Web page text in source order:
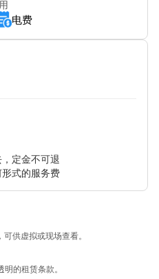
电费
定金不可退
式的服务费
供虚拟或现场查看。
的租赁条款。